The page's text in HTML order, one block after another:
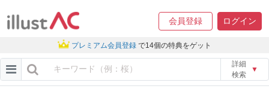
会員登録 ログイン
プレミアム会員登録 で14個の特典をゲット
詳細
検索
▼